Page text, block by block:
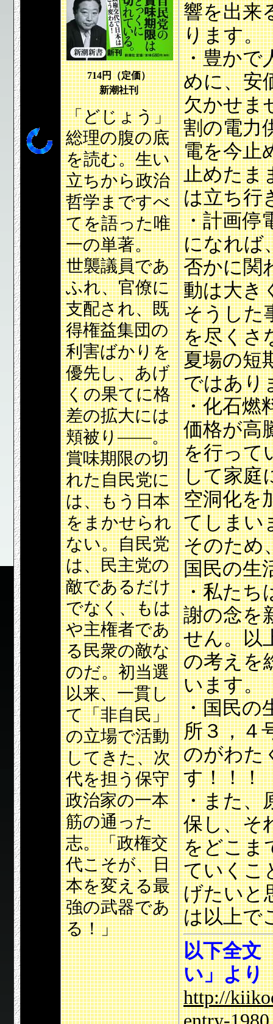
714円（定価）
新潮社刊
「どじょう」
総理の腹の底
を読む。生い
立ちから政治
哲学まですべ
てを語った唯
一の単著。
世襲議員であ
ふれ、官僚に
支配され、既
得権益集団の
利害ばかりを
優先し、あげ
くの果てに格
差の拡大には
頬被り――。
賞味期限の切
れた自民党に
は、もう日本
をまかせられ
ない。自民党
は、民主党の
敵であるだけ
でなく、もは
や主権者であ
る民衆の敵な
のだ。初当選
以来、一貫し
て「非自民」
の立場で活動
してきた、次
代を担う保守
政治家の一本
筋の通った
志。「政権交
代こそが、日
本を変える最
強の武器であ
る！」
響を出来
ります。
・豊かで
めに、安
欠かせま
割の電力
電を今止
止めたま
は立ち行
・計画停
になれば
否かに関
動は大き
そうした
を尽くさ
夏場の短
ではあり
・化石燃
価格が高
を行って
して家庭
空洞化を
てしまい
そのため
国民の生
・私たち
謝の念を
せん。以
の考えを
います。
・国民の
所３，４
のがわた
す！！！
・また、
保し、そ
をどこま
ていくこ
げたいと
は以上で
以下全文
い」より
http://